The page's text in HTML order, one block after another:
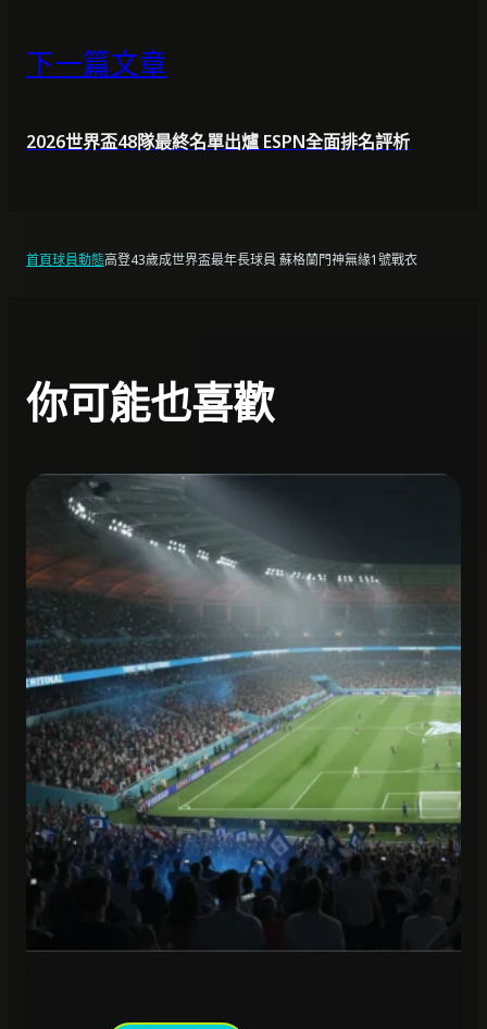
下一篇文章
2026世界盃48隊最終名單出爐 ESPN全面排名評析
首頁球員動態高登43歲成世界盃最年長球員 蘇格蘭門神無緣1號戰衣
你可能也喜歡